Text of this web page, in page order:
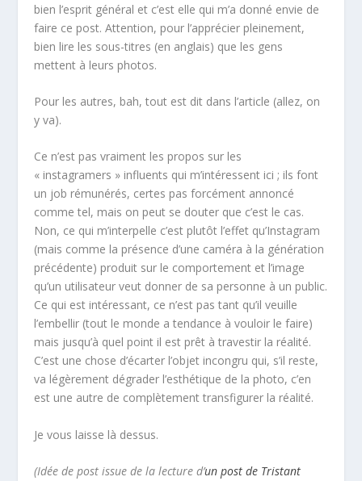
bien l’esprit général et c’est elle qui m’a donné envie de
faire ce post. Attention, pour l’apprécier pleinement,
bien lire les sous-titres (en anglais) que les gens
mettent à leurs photos.
Pour les autres, bah, tout est dit dans l’article (allez, on
y va).
Ce n’est pas vraiment les propos sur les
« instagramers » influents qui m’intéressent ici ; ils font
un job rémunérés, certes pas forcément annoncé
comme tel, mais on peut se douter que c’est le cas.
Non, ce qui m’interpelle c’est plutôt l’effet qu’Instagram
(mais comme la présence d’une caméra à la génération
précédente) produit sur le comportement et l’image
qu’un utilisateur veut donner de sa personne à un public.
Ce qui est intéressant, ce n’est pas tant qu’il veuille
l’embellir (tout le monde a tendance à vouloir le faire)
mais jusqu’à quel point il est prêt à travestir la réalité.
C’est une chose d’écarter l’objet incongru qui, s’il reste,
va légèrement dégrader l’esthétique de la photo, c’en
est une autre de complètement transfigurer la réalité.
Je vous laisse là dessus.
(Idée de post issue de la lecture d’un post de Tristant